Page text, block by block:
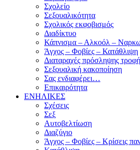
Σχολείο
Σεξουαλικότητα
Σχολικός εκφοβισμός
Διαδίκτυο
Κάπνισμα – Αλκοόλ –
Άγχος – Φοβίες – Κατάθλιψη
Διαταραχές πρόσληψης
Σεξουαλική κακοποίηση
Σας ενδιαφέρει…
Επικαιρότητα
ΕΝΗΛΙΚΕΣ
Σχέσεις
Σεξ
Αυτοβελτίωση
Διαζύγιο
Άγχος – Φοβίες – Κρίσεις